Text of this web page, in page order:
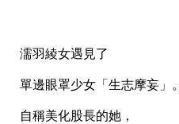
濡羽綾女遇見了
單邊眼罩少女「生志摩妄」。
自稱美化股長的她，